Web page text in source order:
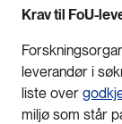
Krav til FoU-
leverandør i
liste over
miljø som står